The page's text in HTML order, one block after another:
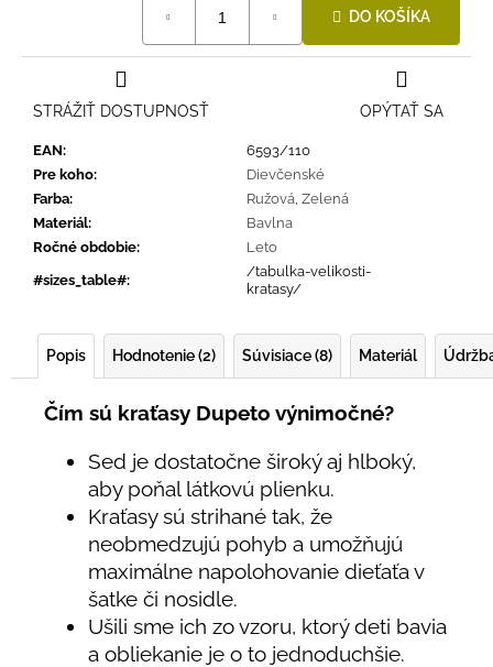
DO KOŠÍKA
EAN:
6593/110
Pre koho:
Dievčenské
Farba: Ružová Zelená
Materiál:
Bavlna
Ročné obdobie:
Leto
#sizes_table#:
/tabulka-velikosti-
kratasy/
OPÝTAŤ SA
STRÁŽIŤ DOSTUPNOSŤ
Popis Hodnotenie (2) Súvisiace (8) Materiál
Čím sú kraťasy Dupeto výnimočné?
Sed je dostatočne široký aj hlboký,
aby poňal látkovú plienku.
Kraťasy sú strihané tak, že
neobmedzujú pohyb a umožňujú
maximálne napolohovanie dieťaťa v
šatke či nosidle.
Ušili sme ich zo vzoru, ktorý deti bavia
a obliekanie je o to jednoduchšie.